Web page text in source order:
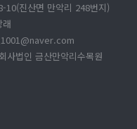
10(진산면 만악리 248번지)
래
법인 금산만악리수목원